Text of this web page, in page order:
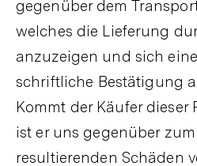
gegenüber dem
welches die Lieferung
anzuzeigen und sich
schriftliche Bestätigung
Kommt der Käufer
ist er uns gegenüber
resultierenden Schäden